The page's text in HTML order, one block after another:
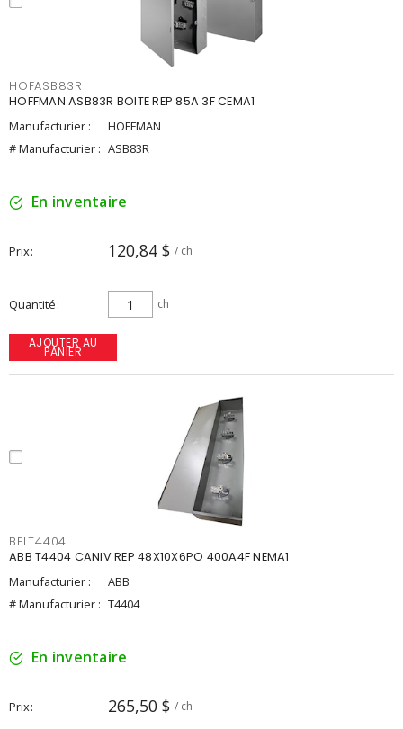
HOFASB83R
HOFFMAN ASB83R BOITE REP 85A 3F CEMA1
Manufacturier :
HOFFMAN
# Manufacturier : ASB83R
En inventaire
Prix 120,84 $ / ch
Quantité ch
AJOUTER AU
PANIER
BELT4404
ABB T4404 CANIV REP 48X10X6PO 400A4F NEMA1
Manufacturier :
ABB
# Manufacturier : T4404
En inventaire
Prix 265,50 $ / ch